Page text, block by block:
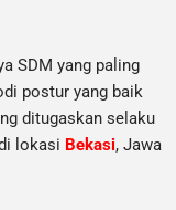
SDM yang paling
postur yang baik
ditugaskan selaku
lokasi Bekasi, Jawa